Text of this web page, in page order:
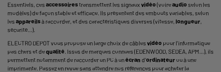
Essentiels, ces accessoirestransmettent les signaux vidéo (voireaudio selon les
modèles) de façon stable et efficace. Ils présentent des embouts variables, selon
les appareilsà raccorder, et des caractéristiques diverses (vitesse, longueur,
sécurité...).
ELECTRO DEPOT vous propose un large choix de câbles vidéo pour l'informatique
pas chers et dequalité. Issus de marques connues (EDENWOOD, SEDEA, APM...), ils
permettent notamment de raccorder un PC à unécran d'ordinateurou à une
imprimante. Passez en revue sans attendre nos références pour acheter la